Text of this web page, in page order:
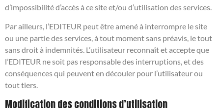
d’impossibilité d’accès à ce site et/ou d’utilisation des services.
Par ailleurs, l’EDITEUR peut être amené à interrompre le site
ou une partie des services, à tout moment sans préavis, le tout
sans droit à indemnités. L’utilisateur reconnaît et accepte que
l’EDITEUR ne soit pas responsable des interruptions, et des
conséquences qui peuvent en découler pour l’utilisateur ou
tout tiers.
Modification des conditions d’utilisation